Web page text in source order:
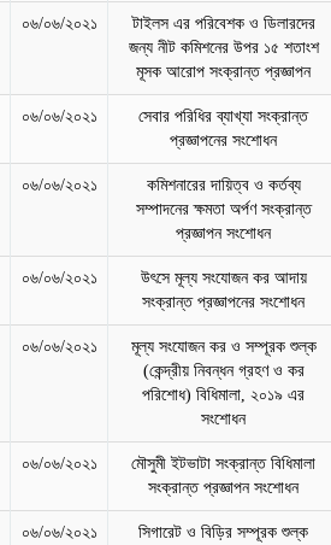
০৬/০৬/২০২১
টাইলস এর পরিবেশক ও ডিলারদের
জন্য নীট কমিশনের উপর ১৫ শতাংশ
মূসক আরোপ সংক্রান্ত প্রজ্ঞাপন
০৬/০৬/২০২১
সেবার পরিধির ব্যাখ্যা সংক্রান্ত
প্রজ্ঞাপনের সংশোধন
০৬/০৬/২০২১
কমিশনারের দায়িত্ব ও কর্তব্য
সম্পাদনের ক্ষমতা অর্পণ সংক্রান্ত
প্রজ্ঞাপন সংশোধন
০৬/০৬/২০২১
উৎসে মূল্য সংযোজন কর আদায়
সংক্রান্ত প্রজ্ঞাপনের সংশোধন
০৬/০৬/২০২১
মূল্য সংযোজন কর ও সম্পূরক শুল্ক
(কেন্দ্রীয় নিবন্ধন গ্রহণ ও কর
পরিশোধ) বিধিমালা, ২০১৯ এর
সংশোধন
০৬/০৬/২০২১
মৌসুমী ইটভাটা সংক্রান্ত বিধিমালা
সংক্রান্ত প্রজ্ঞাপন সংশোধন
০৬/০৬/২০২১
সিগারেট ও বিড়ির সম্পূরক শুল্ক